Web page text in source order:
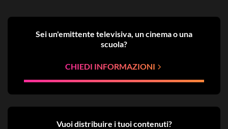
Sei un'emittente televisiva, un cinema o una
scuola?
CHIEDI INFORMAZIONI
Vuoi distribuire i tuoi contenuti?